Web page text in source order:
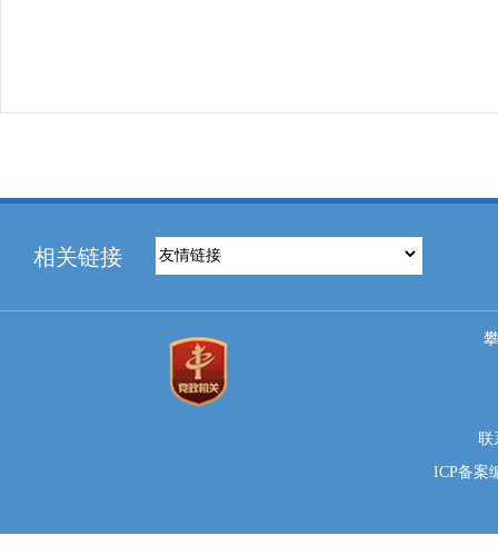
相关链接
联
ICP备案